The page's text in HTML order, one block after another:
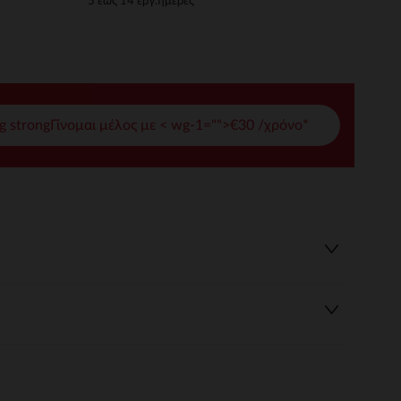
strongΓίνομαι μέλος με < wg-1="">€30 /χρόνο*